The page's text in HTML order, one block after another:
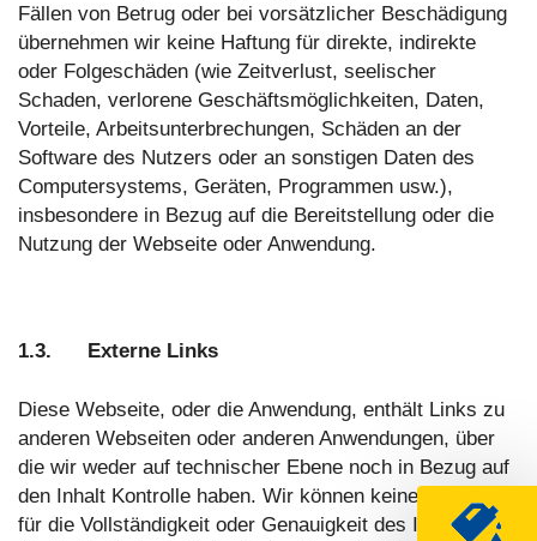
Fällen von Betrug oder bei vorsätzlicher Beschädigung
übernehmen wir keine Haftung für direkte, indirekte
oder Folgeschäden (wie Zeitverlust, seelischer
Schaden, verlorene Geschäftsmöglichkeiten, Daten,
Vorteile, Arbeitsunterbrechungen, Schäden an der
Software des Nutzers oder an sonstigen Daten des
Computersystems, Geräten, Programmen usw.),
insbesondere in Bezug auf die Bereitstellung oder die
Nutzung der Webseite oder Anwendung.
1.3. Externe Links
Diese Webseite, oder die Anwendung, enthält Links zu
anderen Webseiten oder anderen Anwendungen, über
die wir weder auf technischer Ebene noch in Bezug auf
den Inhalt Kontrolle haben. Wir können keine Garantie
für die Vollständigkeit oder Genauigkeit des Inhalts bzw.